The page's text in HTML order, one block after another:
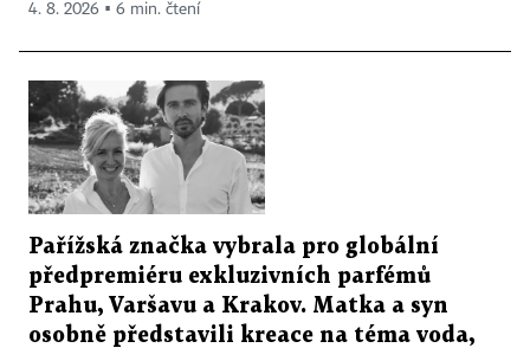
4. 8. 2026 ▪ 6 min. čtení
Pařížská značka vybrala pro globální
předpremiéru exkluzivních parfémů
Prahu, Varšavu a Krakov. Matka a syn
osobně představili kreace na téma voda,